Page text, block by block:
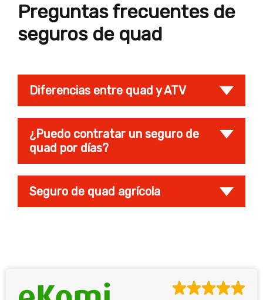
Preguntas frecuentes de
seguros de quad
Diferencias entre quad y ATV
¿Puedo contratar un seguro de
quad por días?
Seguro de quad agrícola